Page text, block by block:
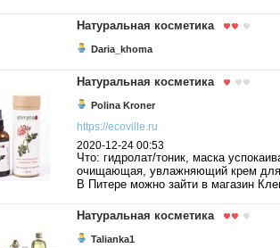
Натуральная косметика
Daria_khoma
Натуральная косметика
Polina Kroner
https://ecoville.ru
2020-12-24 00:53
Что: гидролат/тоник, маска
очищающая, увлажняющий крем
В Питере можно зайти в магазин
Натуральная косметика
Talianka1